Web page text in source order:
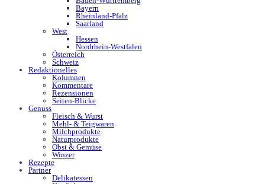
Bayern
Rheinland-Pfalz
Saarland
West
Hessen
Nordrhein-Westfalen
Österreich
Schweiz
Redaktionelles
Kolumnen
Kommentare
Rezensionen
Seiten-Blicke
Genuss
Fleisch & Wurst
Mehl- & Teigwaren
Milchprodukte
Naturprodukte
Obst & Gemüse
Winzer
Rezepte
Partner
Delikatessen